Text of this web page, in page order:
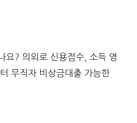
요? 의외로 신용점수, 소득 영
무직자 비상금대출 가능한